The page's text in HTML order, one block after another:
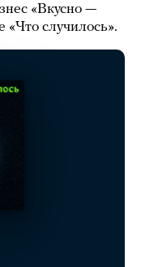
«Вкусно —
«Что случилось».